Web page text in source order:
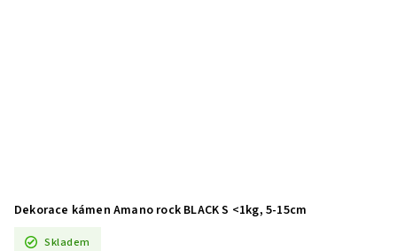
Dekorace kámen Amano rock BLACK S <1kg, 5-15cm
Skladem